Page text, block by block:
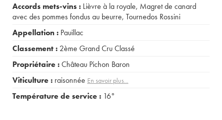
Accords mets-vins : Lièvre à la royale, Magret de canard
avec des pommes fondus au beurre, Tournedos Rossini
Appellation : Pauillac
Classement : 2ème Grand Cru Classé
Propriétaire :Château Pichon Baron
Viticulture : raisonnée En savoir plus...
Température de service : 16°